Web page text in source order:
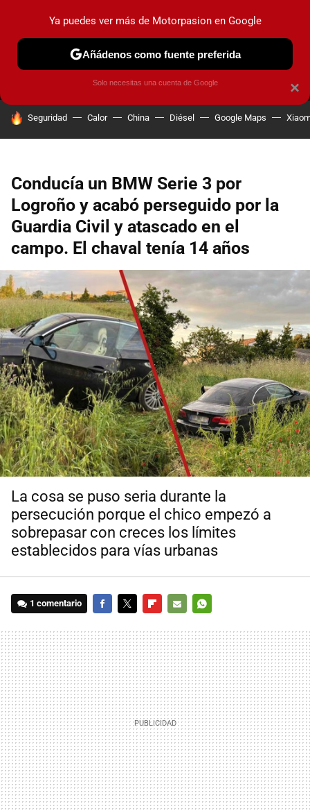
MENÚ NUEVO
COCHES ELÉCTRICOS OBSERVATORIO
HOY SE HABLA DE
Seguridad Calor China Diésel Google Maps
Conducía un BMW Serie 3 por
Logroño y acabó perseguido por la
Guardia Civil y atascado en el
campo. El chaval tenía 14 años
La cosa se puso seria durante la
persecución porque el chico empezó a
sobrepasar con creces los límites
establecidos para vías urbanas
1 comentario
MAIL
×
Ya puedes ver más de Motorpasion en Google
Añádenos como fuente preferida
Solo necesitas una cuenta de Google